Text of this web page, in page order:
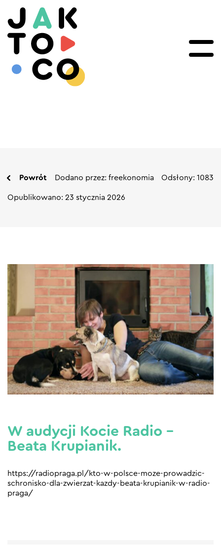
Powrót Dodano przez: freekonomia Odsłony: 1083
Opublikowano: 23 stycznia 2026
W audycji Kocie Radio –
Beata Krupianik.
https://radiopraga.pl/kto-w-polsce-moze-prowadzic-
schronisko-dla-zwierzat-kazdy-beata-krupianik-w-radio-
praga/